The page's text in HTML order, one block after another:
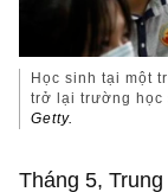
Học sinh tại một
trở lại trường học
Getty.
Tháng 5,